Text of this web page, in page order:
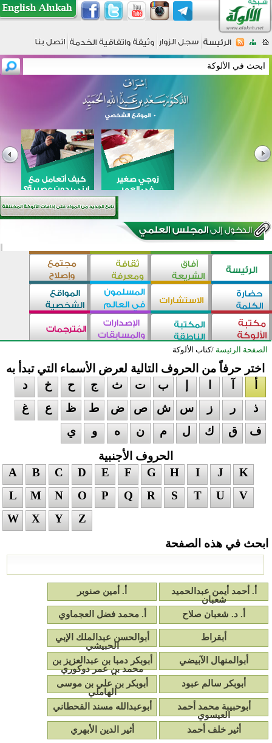
الصفحة الرئيسة /كتاب الألوكة
اختر حرفاً من الحروف التالية لعرض الأسماء التي تبدأ به
ب ت ث ج ح خ
د
ذ
ر ز س ش ص ض ط ظ ع
غ
ف
ق ك ل م ن ه و
ي
الحروف الأجنبية
A
B C D E F G H I J
K
L
M N O P Q R S T U
V
W
X Y
Z
ابحث في هذه الصفحة
أ‌. أحمد أيمن عبدالحميد
شعبان
أ‌. أمين صنوبر
أ‌. د. شعبان صلاح أ‌. محمد فضل العجماوي
أبقراط
أبوالحسن عبدالملك الإبي
الحبيشي
أبوالمنهال الآبيضي
أبوبكر دمبا بن عبدالعزيز بن
محمد بن عمر دوكوري
المرجي
أبوبكر سالم عبود
أبوبكر بن علي بن موسى
الهاملي
أبوحبيبة محمد أحمد
العيسوي
أبوعبدالله مسند القحطاني
أثير خلف أحمد أثير الدين الأبهري